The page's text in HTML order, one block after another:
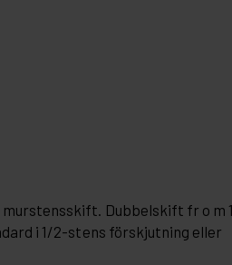
Dubbelskift fr o m
i 1/2-stens förskjutning eller